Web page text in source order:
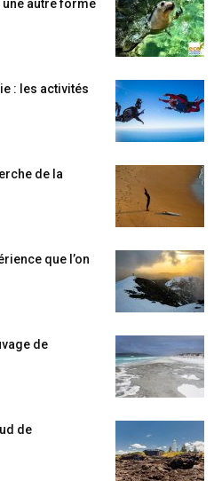
une autre forme
: les activités
de la
que l’on
de
de